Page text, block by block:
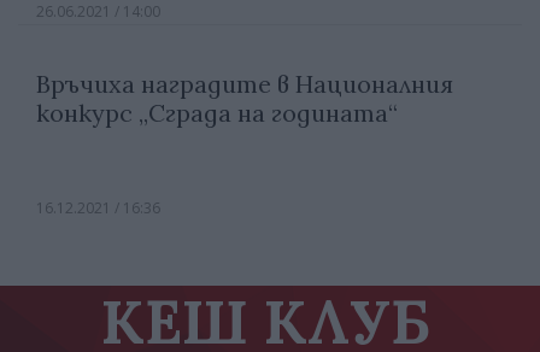
26.06.2021 / 14:00
Връчиха наградите в Националния
конкурс „Сграда на годината“
16.12.2021 / 16:36
КЕШ КЛУБ